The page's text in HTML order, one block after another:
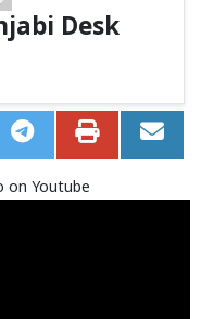
Desk
on Youtube